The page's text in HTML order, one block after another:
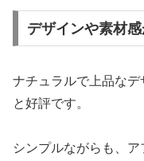
デザインや素材
ナチュラルで上品なデ
と好評です。
シンプルながらも、